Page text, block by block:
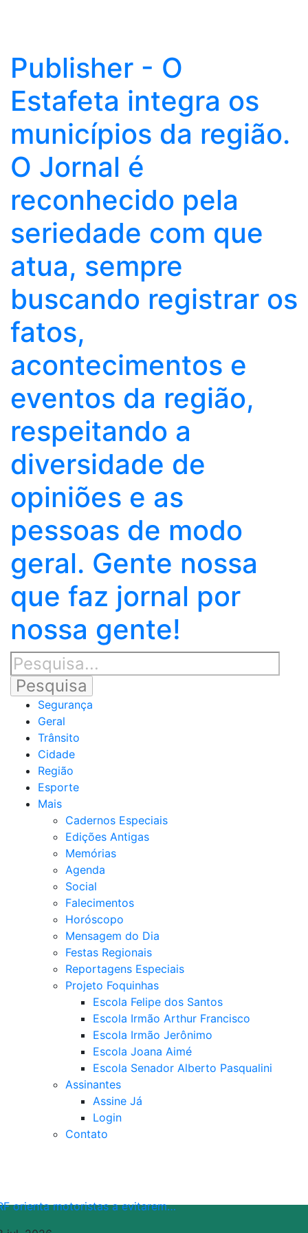
Publisher - O
Estafeta integra os
municípios da região.
O Jornal é
reconhecido pela
seriedade com que
atua, sempre
buscando registrar os
fatos,
acontecimentos e
eventos da região,
respeitando a
diversidade de
opiniões e as
pessoas de modo
geral. Gente nossa
que faz jornal por
nossa gente!
Segurança
Geral
Trânsito
Cidade
Região
Esporte
Mais
Cadernos Especiais
Edições Antigas
Memórias
Agenda
Social
Falecimentos
Horóscopo
Mensagem do Dia
Festas Regionais
Reportagens Especiais
Projeto Foquinhas
Escola Felipe dos Santos
Escola Irmão Arthur Francisco
Escola Irmão Jerônimo
Escola Joana Aimé
Escola Senador Alberto Pasqualini
Assinantes
Assine Já
Login
Contato
orienta motoristas a evitarem…